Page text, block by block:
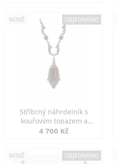
NOVÉ OBJEDNÁNO
Stříbrný náhrdelník s
kouřovým topazem a
markazity
4 700 Kč
NOVÉ OBJEDNÁNO